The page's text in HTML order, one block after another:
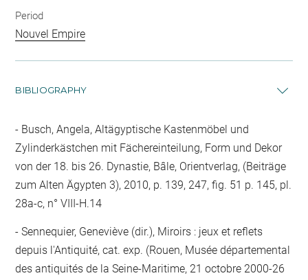
Period
Nouvel Empire
BIBLIOGRAPHY
Busch, Angela, Altägyptische Kastenmöbel und
Zylinderkästchen mit Fächereinteilung, Form und Dekor
von der 18. bis 26. Dynastie, Bâle, Orientverlag, (Beiträge
zum Alten Ägypten 3), 2010, p. 139, 247, fig. 51 p. 145, pl.
28a-c, n° VIII-H.14
Sennequier, Geneviève (dir.), Miroirs : jeux et reflets
depuis l'Antiquité, cat. exp. (Rouen, Musée départemental
des antiquités de la Seine-Maritime, 21 octobre 2000-26